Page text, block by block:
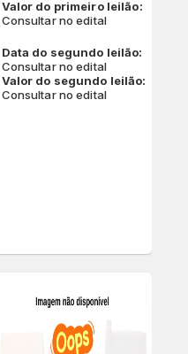
Valor do primeiro leilão:
Consultar no edital
Data do segundo leilão:
Consultar no edital
Valor do segundo leilão:
Consultar no edital